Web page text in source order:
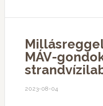
MÁV-
2023-08-04